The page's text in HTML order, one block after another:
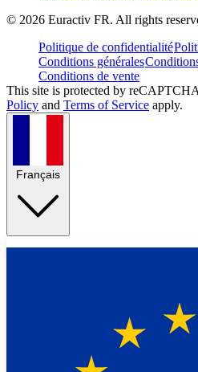
© 2026 Euractiv FR. All rights
Politique de confidentialité
Conditions générales
Conditions de vente
This site is protected by
Policy and Terms of Service apply.
Français